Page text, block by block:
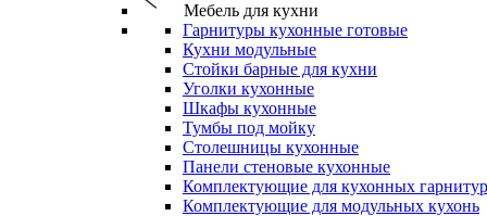
Мебель для кухни
Гарнитуры кухонные готовые
Кухни модульные
Стойки барные для кухни
Уголки кухонные
Шкафы кухонные
Тумбы под мойку
Столешницы кухонные
Панели стеновые кухонные
Комплектующие для кухонных
Комплектующие для модульных кухонь